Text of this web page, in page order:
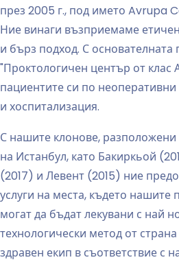
през 2005 г., под името Avrupa
Ние винаги възприемаме
и бърз подход. С основателната
"Проктологичен център от клас
пациентите си по
и хоспитализация.
С нашите клонове,
на Истанбул, като Бакиркьой
(2017) и Левент (2015) ние
услуги на места, където нашите
могат да бъдат лекувани с най
технологически метод от
здравен екип в съответствие с